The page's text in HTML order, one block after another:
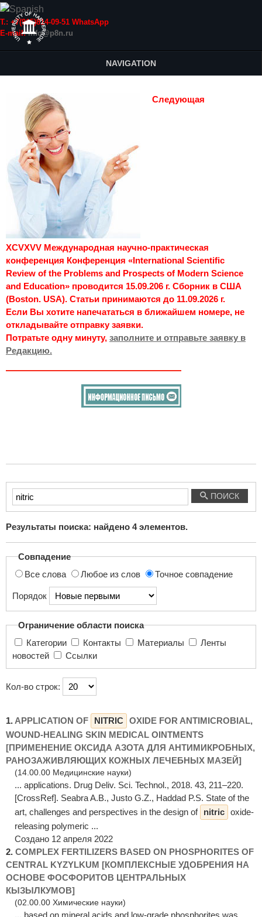
Т.: +7(915)814-09-51 WhatsApp
E-mail:info@p8n.ru
NAVIGATION
Следующая
XCVXVV Международная научно-практическая
конференция Конференция «International Scientific
Review of the Problems and Prospects of Modern Science
and Education» проводится 15.09.206 г. Сборник в США
(Boston. USA). Статьи принимаются до 11.09.2026 г.
Если Вы хотите напечататься в ближайшем номере, не
откладывайте отправку заявки.
Потратьте одну минуту, заполните и отправьте заявку в
Редакцию.
Введите
текст
поиска...
ПОИСК
Результаты поиска: найдено 4элементов.
Совпадение
Все слова
Любое из слов Точное совпадение
Порядок
Ограничение области поиска
Категории
Контакты Материалы
новостей
Ссылки
Кол-во строк:
1. APPLICATION OF NITRIC OXIDE FOR ANTIMICROBIAL,
WOUND-HEALING SKIN MEDICAL OINTMENTS
[ПРИМЕНЕНИЕ ОКСИДА АЗОТА ДЛЯ АНТИМИКРОБНЫХ,
РАНОЗАЖИВЛЯЮЩИХ КОЖНЫХ ЛЕЧЕБНЫХ МАЗЕЙ]
(14.00.00 Медицинские науки)
... applications. Drug Deliv. Sci. Technol., 2018. 43, 211–220.
[CrossRef]. Seabra A.B., Justo G.Z., Haddad P.S. State of the
art, challenges and perspectives in the design of nitric oxide-
releasing polymeric ...
Создано 12 апреля 2022
2. COMPLEX FERTILIZERS BASED ON PHOSPHORITES OF
CENTRAL KYZYLKUM [КОМПЛЕКСНЫЕ УДОБРЕНИЯ НА
ОСНОВЕ ФОСФОРИТОВ ЦЕНТРАЛЬНЫХ
КЫЗЫЛКУМОВ]
(02.00.00 Химические науки)
... based on mineral acids and low-grade phosphorites was